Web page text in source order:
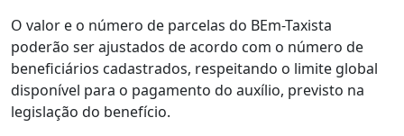
O valor e o número de parcelas do BEm-Taxista
poderão ser ajustados de acordo com o número de
beneficiários cadastrados, respeitando o limite global
disponível para o pagamento do auxílio, previsto na
legislação do benefício.